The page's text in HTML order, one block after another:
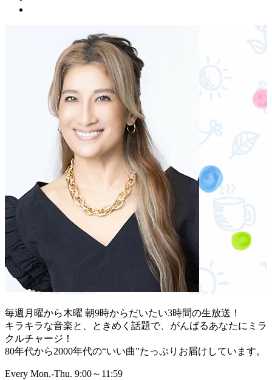
毎週月曜から木曜 朝9時からだいたい3時間の生放送！
キラキラな音楽と、ときめく話題で、がんばるあなたにミラ
クルチャージ！
80年代から2000年代の“いい曲”たっぷりお届けしています。
Every Mon.-Thu. 9:00～11:59